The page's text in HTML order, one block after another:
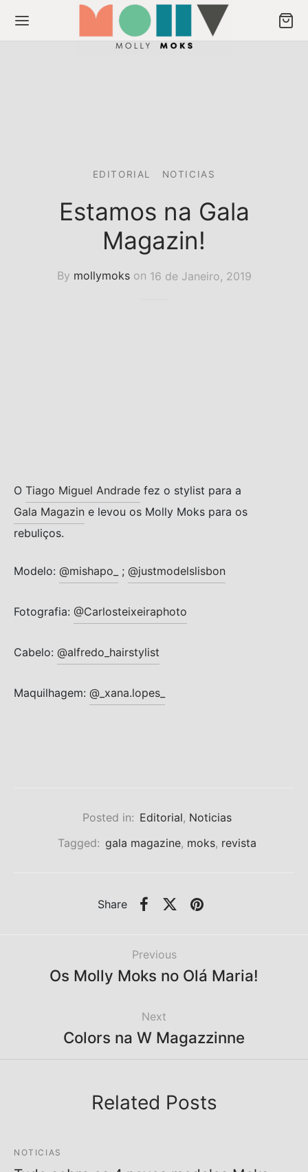
EDITORIAL NOTICIAS
Estamos na Gala
Magazin!
By mollymokson 16 de Janeiro, 2019
O Tiago Miguel Andrade fez o stylist para a
Gala Magazin e levou os Molly Moks para os
rebuliços.
Modelo: @mishapo_ ; @justmodelslisbon
Fotografia: @Carlosteixeiraphoto
Cabelo: @alfredo_hairstylist
Maquilhagem: @_xana.lopes_
Posted in: Editorial, Noticias
Tagged: gala magazine, moks, revista
Share
Previous
Os Molly Moks no Olá Maria!
Next
Colors na W Magazzinne
Related Posts
NOTICIAS